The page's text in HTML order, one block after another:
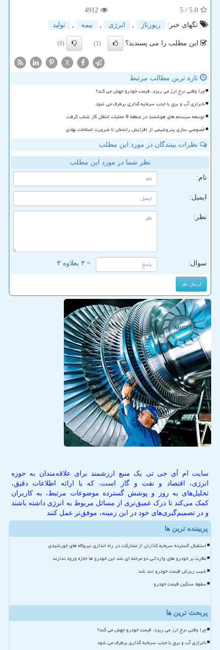
5.0
/ 5
4912
تگهای خبر:
رپورتاژ , انرژی , بیمه , تولید
این مطلب را می پسندید؟ (1)
(0)
X
تازه ترین مطالب مرتبط
چرا وقتی نرخ ارز می ریزد، قیمت خودرو جهش می کند؟
ناترازی آب و برق با جذب سرمایه گذاری برطرف می شود
توسعه سیستم های هوشمند در منطقه 8 عملیات انتقال گاز شتاب گرفت
خصوصی سازی پتروشیمی از افزایش راندمان تا ضرورت اصلاحات نهادی
نظرات بینندگان در مورد این مطلب
نظر شما در مورد این مطلب
نام:
ایمیل:
نظر:
سوال: = ۳ بعلاوه ۳
سایت ام آی جی تی یک منبع ارزشمند برای علاقه‌مندان به حوزه
انرژی، اقتصاد و نفت و گاز است، که با ارائه اطلاعات دقیق،
تحلیل‌های به روز و پوشش گسترده موضوعات مرتبط، به کاربران
کمک می‌کند تا درک عمیق‌تری از مسائل مربوط به انرژی داشته باشند
و در تصمیم‌گیری‌های خود در این زمینه، موفق‌تر عمل کنند
پربیننده ترین ها
استقبال گسترده سرمایه گذاران از مشارکت در راه اندازی نیروگاه های خورشیدی
نظارت بر خودرو های وارداتی دو مرحله ای شد این خودرو ها اجازه ورود ندارند
شیب ریزش قیمت خودرو تند شد
سقوط سنگین قیمت خودرو
پربحث ترین ها
چرا وقتی نرخ ارز می ریزد، قیمت خودرو جهش می کند؟
ناترازی آب و برق با جذب سرمایه گذاری برطرف می شود